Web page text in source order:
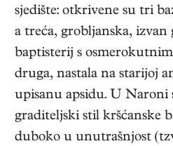
sjedište: otkrivene su tri
a treća, grobljanska, izvan
baptisterij s
druga, nastala na starijoj
upisanu apsidu. U Naroni
graditeljski stil kršćanske
duboko u unutrašnjost